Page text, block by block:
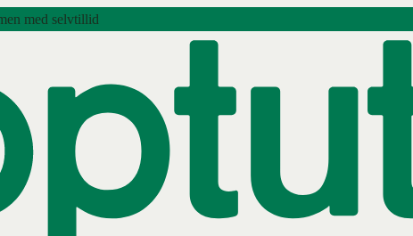
med selvtillid